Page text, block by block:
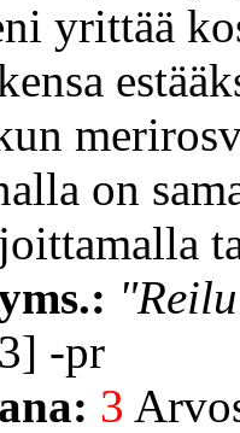
yrittää
on
-pr
3